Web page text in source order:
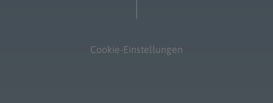
Cookie-Einstellungen